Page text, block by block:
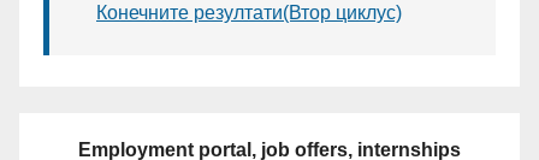
Конечните резултати(Втор циклус)
Employment portal, job offers, internships